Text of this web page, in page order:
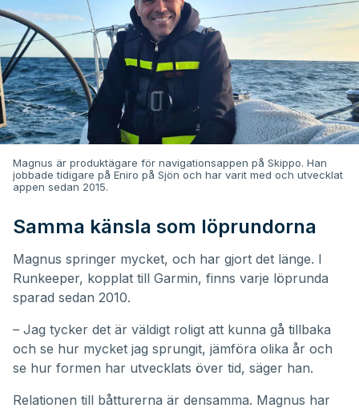
Magnus är produktägare för navigationsappen på Skippo. Han
jobbade tidigare på Eniro på Sjön och har varit med och utvecklat
appen sedan 2015.
Samma känsla som löprundorna
Magnus springer mycket, och har gjort det länge. I
Runkeeper, kopplat till Garmin, finns varje löprunda
sparad sedan 2010.
– Jag tycker det är väldigt roligt att kunna gå tillbaka
och se hur mycket jag sprungit, jämföra olika år och
se hur formen har utvecklats över tid, säger han.
Relationen till båtturerna är densamma. Magnus har